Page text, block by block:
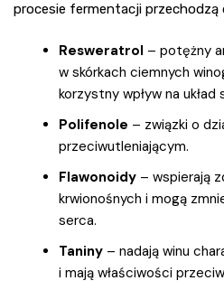
procesie fermentacji przechodzą
Resweratrol – potężny
w skórkach ciemnych
korzystny wpływ na
Polifenole – związki o
przeciwutleniającym.
Flawonoidy – wspierają
krwionośnych i mogą
serca.
Taniny – nadają winu
i mają właściwości